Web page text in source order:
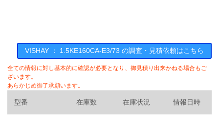
VISHAY ： 1.5KE160CA-E3/73 の調査・見積依頼はこちら
全ての情報に対し基本的に確認が必要となり、御見積り出来かねる場合もご
ざいます。
あらかじめ御了承願います。
型番 在庫数 在庫状況 情報日時